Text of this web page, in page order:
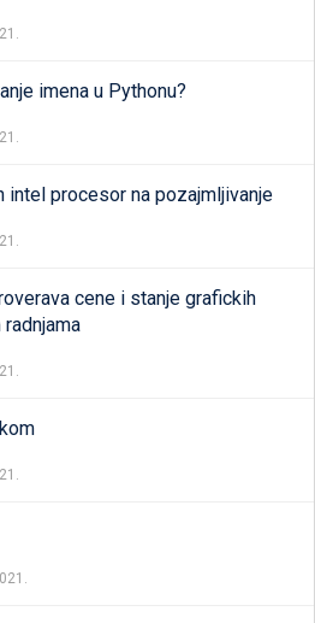
imena u Pythonu?
intel procesor na pozajmljivanje
cene i stanje grafickih